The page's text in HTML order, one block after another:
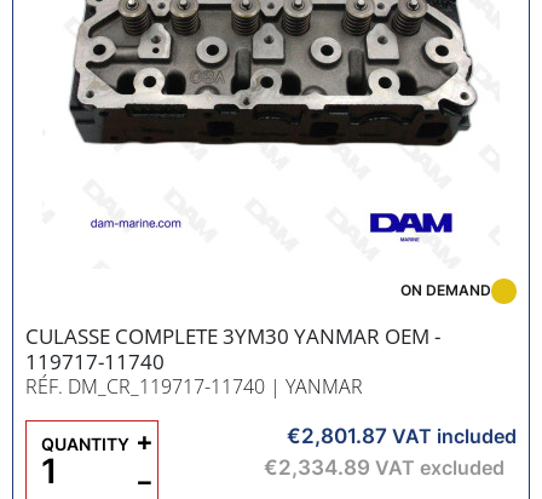
CULASSE COMPLETE 3YM30 YANMAR OEM -
119717-11740
RÉF. DM_CR_119717-11740 | YANMAR
ON DEMAND
€2,801.87 VAT included
€2,334.89 VAT excluded
QUANTITY
−
+